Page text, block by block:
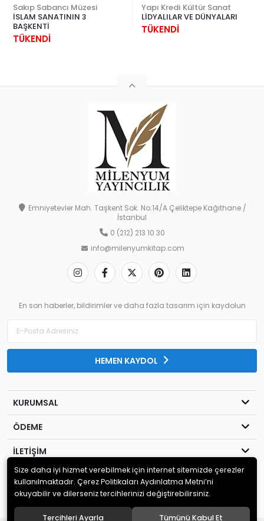
Sakıp Sabancı Müzesi
İSLAM SANATININ 3
BAŞKENTİ
TÜKENDİ
Yapı Kredi Kültür Sanat
LİDYALILAR VE DÜNYALARI
TÜKENDİ
Emniyetevler Mah. Taşkent Sok. No:14/A Çeliktepe Kağıthane /
İstanbul
0 (212) 213 10 30
info@milenyumkitap.com
En son haberler, bildirimler ve daha fazla tasarım için kaydolun
HEMEN KAYDOL
KURUMSAL
ÖDEME
İLETİŞİM
© 2020MİLENYUM YAYINCILIK. Tüm hakları saklıdır.
Size daha iyi hizmet verebilmek için internet sitemizde çerezler
kullanılmaktadır. Çerez Politikaları Aydınlatma Metni’ni
okuyabilir ve dilerseniz tercihlerinizi değiştirebilirsiniz.
Tercihleri Ayarla Tümünü Kabul Et